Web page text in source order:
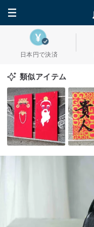
日本円で決済
類似アイテム